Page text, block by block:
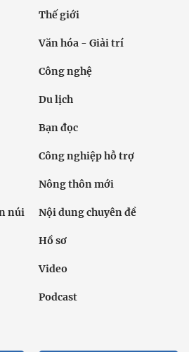
Thế giới
Văn hóa - Giải trí
Công nghệ
Du lịch
Bạn đọc
Công nghiệp hỗ trợ
Nông thôn mới
núi Nội dung chuyên đề
Hồ sơ
Video
Podcast